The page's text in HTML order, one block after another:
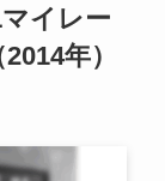
イレー
年）